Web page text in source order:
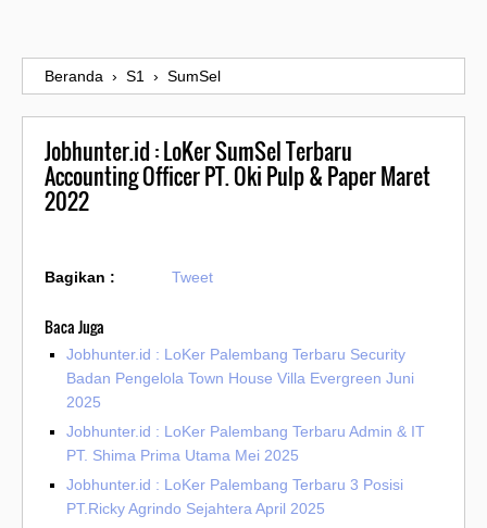
Beranda › S1 › SumSel
Jobhunter.id : LoKer SumSel Terbaru
Accounting Officer PT. Oki Pulp & Paper Maret
2022
Bagikan : Tweet
Baca Juga
Jobhunter.id : LoKer Palembang Terbaru Security
Badan Pengelola Town House Villa Evergreen Juni
2025
Jobhunter.id : LoKer Palembang Terbaru Admin & IT
PT. Shima Prima Utama Mei 2025
Jobhunter.id : LoKer Palembang Terbaru 3 Posisi
PT.Ricky Agrindo Sejahtera April 2025